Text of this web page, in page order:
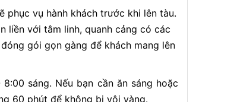
phục vụ hành khách trước khi lên tàu.
liền với tâm linh, quanh cảng có các
gói gọn gàng để khách mang lên
sáng. Nếu bạn cần ăn sáng hoặc
60 phút để không bị vội vàng.